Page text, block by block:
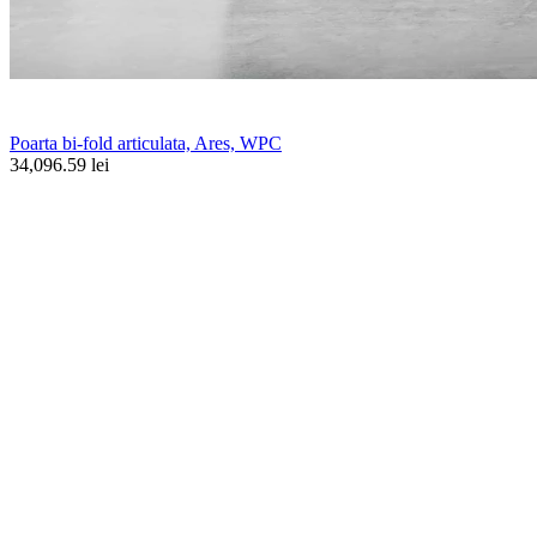
Poarta bi-fold articulata, Ares, WPC
34,096.59 lei